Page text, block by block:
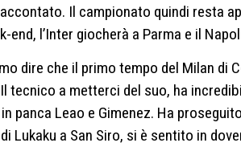
Il campionato quindi resta
l’Inter giocherà a Parma e il
dire che il primo tempo del Milan di
a metterci del suo, ha
panca Leao e Gimenez. Ha
Lukaku a San Siro, si è sentito in